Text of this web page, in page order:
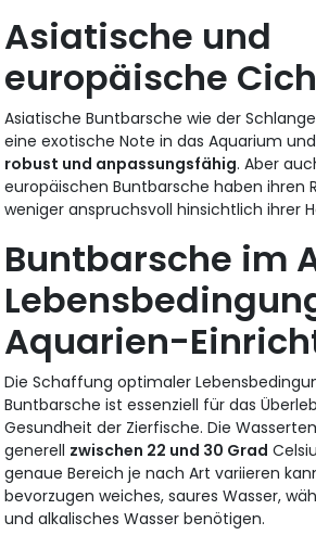
Asiatische und
europäische
Asiatische Buntbarsche wie der
eine exotische Note in das Aquarium
robust und anpassungsfähig. Aber
europäischen Buntbarsche haben ihren
weniger anspruchsvoll hinsichtlich ihrer
Buntbarsche im
Aquarien-
Die Schaffung optimaler
Buntbarsche ist essenziell für das
Gesundheit der Zierfische. Die
generell zwischen 22 und 30 Grad
genaue Bereich je nach Art variieren
bevorzugen weiches, saures Wasser,
und alkalisches Wasser benötigen.